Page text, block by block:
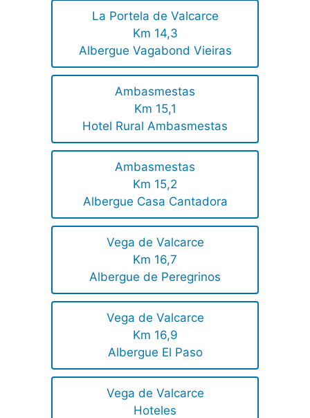
La Portela de Valcarce
Km 14,3
Albergue Vagabond Vieiras
Ambasmestas
Km 15,1
Hotel Rural Ambasmestas
Ambasmestas
Km 15,2
Albergue Casa Cantadora
Vega de Valcarce
Km 16,7
Albergue de Peregrinos
Vega de Valcarce
Km 16,9
Albergue El Paso
Vega de Valcarce
Hoteles